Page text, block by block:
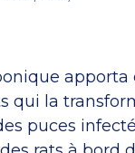
apporta
qui la
puces